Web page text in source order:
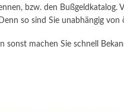
bzw. den Bußgeldkatalog.
so sind Sie unabhängig
sonst machen Sie schnell